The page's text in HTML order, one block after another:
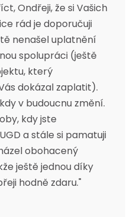
Ondřeji, že si Vašich
rád je doporučuji
nenašel uplatnění
spolupráci (ještě
který
dokázal zaplatit).
v budoucnu změní.
kdy jste
a stále si pamatuji
obohacený
ještě jednou díky
hodně zdaru."